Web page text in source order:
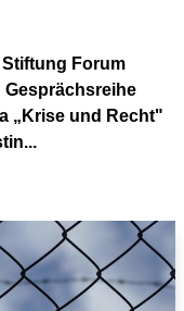
Stiftung Forum
Gesprächsreihe
„Krise und Recht"